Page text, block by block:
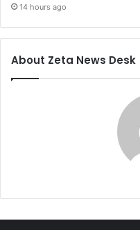
14 hours ago
About Zeta News Desk